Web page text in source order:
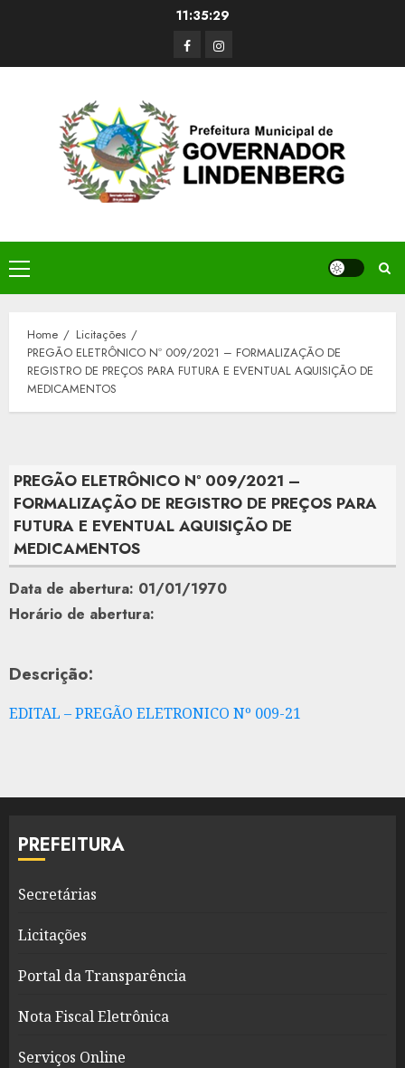
11:35:30
FacerbookInstagram
Primary
Menu
Home
Licitações
PREGÃO ELETRÔNICO Nº 009/2021 – FORMALIZAÇÃO DE
REGISTRO DE PREÇOS PARA FUTURA E EVENTUAL AQUISIÇÃO DE
MEDICAMENTOS
PREGÃO ELETRÔNICO Nº 009/2021 –
FORMALIZAÇÃO DE REGISTRO DE PREÇOS PARA
FUTURA E EVENTUAL AQUISIÇÃO DE
MEDICAMENTOS
Data de abertura: 01/01/1970
Horário de abertura:
Descrição:
EDITAL – PREGÃO ELETRONICO Nº 009-21
PREFEITURA
Secretárias
Licitações
Portal da Transparência
Nota Fiscal Eletrônica
Serviços Online